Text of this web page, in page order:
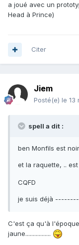
a joué avec un
Head à Prince)
Citer
Jiem
Posté(e) le 13
spell a dit :
ben Monfils est
et la raquette, ..
CQFD
je suis déjà
C'est ça qu'à
jaune.................